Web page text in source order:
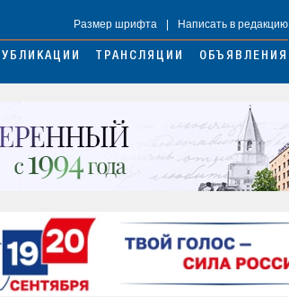
Размер шрифта Написать в редакцию
ТРАНСЛЯЦИИ ОБЪЯВЛЕНИЯ